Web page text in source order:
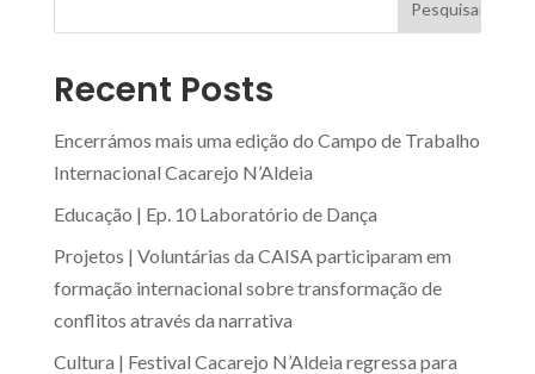
Recent Posts
Encerrámos mais uma edição do Campo de Trabalho
Internacional Cacarejo N’Aldeia
Educação | Ep. 10 Laboratório de Dança
Projetos | Voluntárias da CAISA participaram em
formação internacional sobre transformação de
conflitos através da narrativa
Cultura | Festival Cacarejo N’Aldeia regressa para